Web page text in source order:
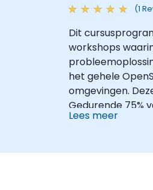
(1
Dit
workshops
het gehele
omgevingen.
Gedurende 75%
Lees meer